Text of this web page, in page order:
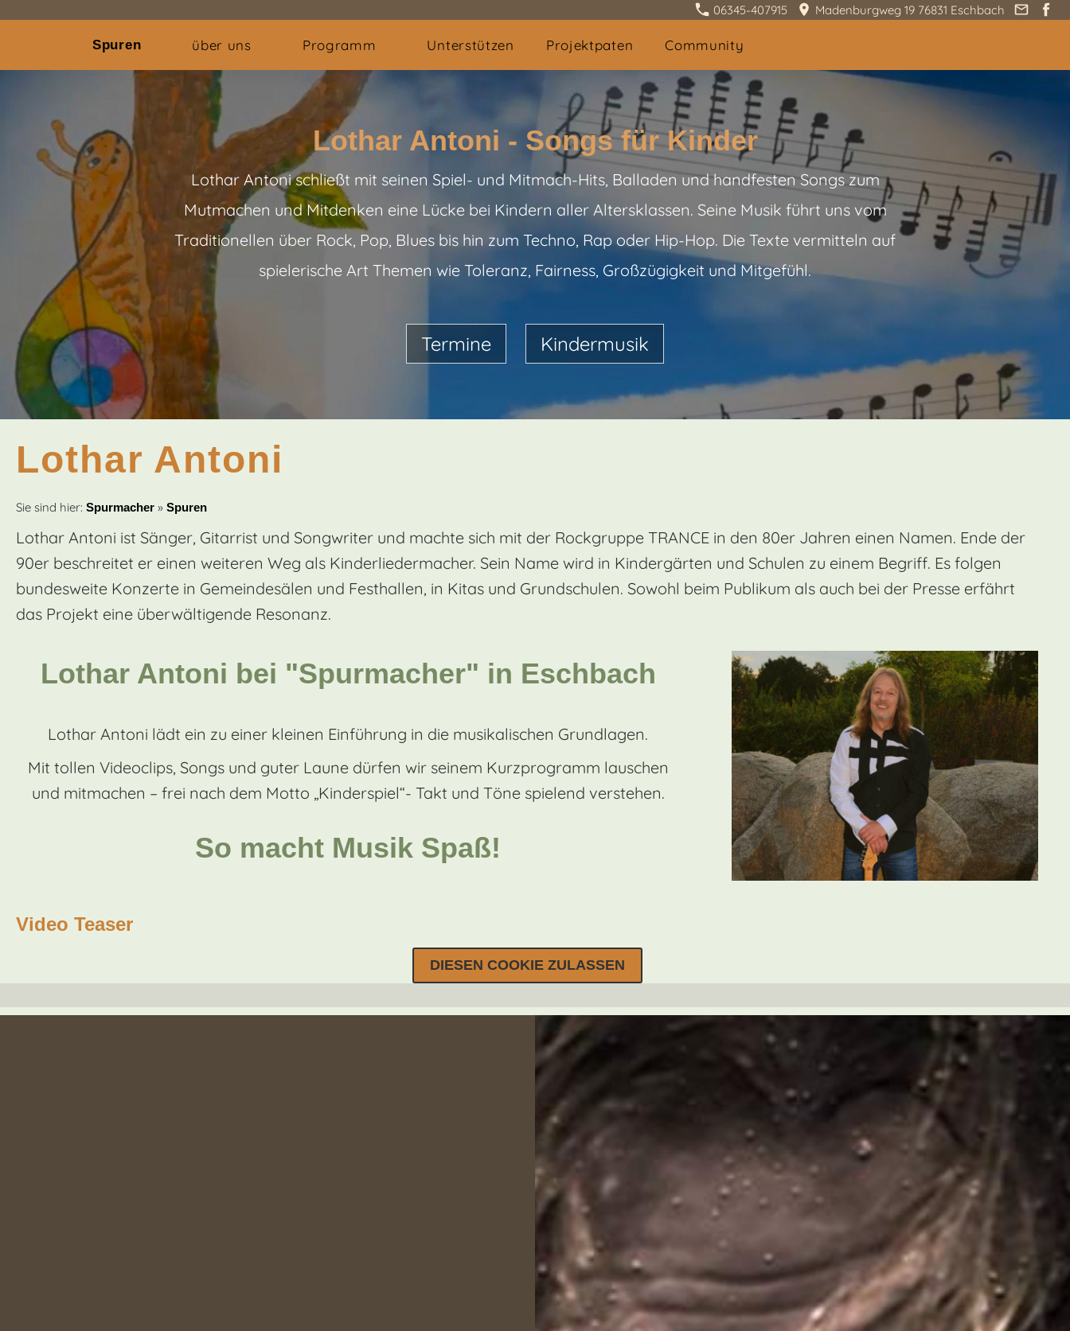
06345-407915 Madenburgweg 19 76831 Eschbach
Spuren über uns Programm Unterstützen Projektpaten Community
Lothar Antoni - Songs für Kinder
Lothar Antoni schließt mit seinen Spiel- und Mitmach-Hits, Balladen und handfesten Songs zum
Mutmachen und Mitdenken eine Lücke bei Kindern aller Altersklassen. Seine Musik führt uns vom
Traditionellen über Rock, Pop, Blues bis hin zum Techno, Rap oder Hip-Hop. Die Texte vermitteln auf
spielerische Art Themen wie Toleranz, Fairness, Großzügigkeit und Mitgefühl.
Termine Kindermusik
Lothar Antoni
Sie sind hier: Spurmacher » Spuren
Lothar Antoni ist Sänger, Gitarrist und Songwriter und machte sich mit der Rockgruppe TRANCE in den 80er Jahren einen Namen. Ende der
90er beschreitet er einen weiteren Weg als Kinderliedermacher. Sein Name wird in Kindergärten und Schulen zu einem Begriff. Es folgen
bundesweite Konzerte in Gemeindesälen und Festhallen, in Kitas und Grundschulen. Sowohl beim Publikum als auch bei der Presse erfährt
das Projekt eine überwältigende Resonanz.
Lothar Antoni bei "Spurmacher" in Eschbach
Lothar Antoni lädt ein zu einer kleinen Einführung in die musikalischen Grundlagen.
Mit tollen Videoclips, Songs und guter Laune dürfen wir seinem Kurzprogramm lauschen
und mitmachen – frei nach dem Motto „Kinderspiel“- Takt und Töne spielend verstehen.
So macht Musik Spaß!
Video Teaser
DIESEN COOKIE ZULASSEN